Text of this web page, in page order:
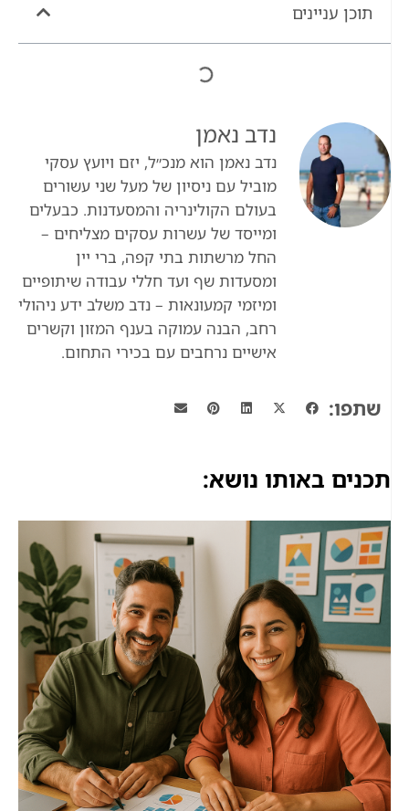
תוכן עניינים
נדב נאמן
נדב נאמן הוא מנכ״ל, יזם ויועץ עסקי
מוביל עם ניסיון של מעל שני עשורים
בעולם הקולינריה והמסעדנות. כבעלים
ומייסד של עשרות עסקים מצליחים –
החל מרשתות בתי קפה, ברי יין
ומסעדות שף ועד חללי עבודה שיתופיים
ומיזמי קמעונאות – נדב משלב ידע ניהולי
רחב, הבנה עמוקה בענף המזון וקשרים
אישיים נרחבים עם בכירי התחום.
שתפו:
תכנים באותו נושא: